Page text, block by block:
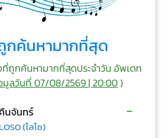
กค้นหามากที่สุด
ถูกค้นหามากที่สุดประจำวัน อัพเดท
มูลวันที่ 07/08/2569 | 20:00)
คืนจันทร์
LOSO (โลโซ)
-